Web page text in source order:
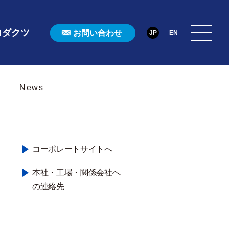
クツ お問い合わせ JP EN
News
コーポレートサイトへ
本社・工場・関係会社へ
の連絡先